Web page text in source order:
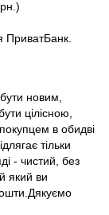
ПриватБанк.
новим,
цілісною,
в обидві
тільки
- чистий, без
який ви